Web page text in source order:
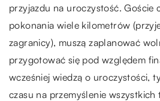
przyjazdu na uroczystość. Goście
pokonania wiele kilometrów
zagranicy), muszą zaplanować
przygotować się pod względem
wcześniej wiedzą o uroczystości,
czasu na przemyślenie